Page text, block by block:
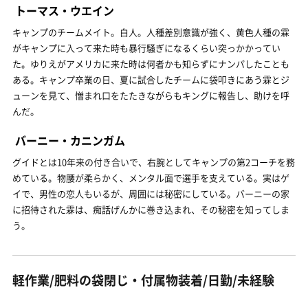
トーマス・ウエイン
キャンプのチームメイト。白人。人種差別意識が強く、黄色人種の霖
がキャンプに入って来た時も暴行騒ぎになるくらい突っかかってい
た。ゆりえがアメリカに来た時は何者かも知らずにナンパしたことも
ある。キャンプ卒業の日、夏に試合したチームに袋叩きにあう霖とジ
ューンを見て、憎まれ口をたたきながらもキングに報告し、助けを呼
んだ。
バーニー・カニンガム
グイドとは10年来の付き合いで、右腕としてキャンプの第2コーチを務
めている。物腰が柔らかく、メンタル面で選手を支えている。実はゲ
イで、男性の恋人もいるが、周囲には秘密にしている。バーニーの家
に招待された霖は、痴話げんかに巻き込まれ、その秘密を知ってしま
う。
軽作業/肥料の袋閉じ・付属物装着/日勤/未経験